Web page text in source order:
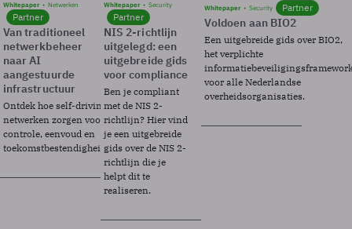
Whitepaper Netwerken
Partner
Van traditioneel
netwerkbeheer
naar AI
aangestuurde
infrastructuur
Ontdek hoe self-driving
netwerken zorgen voor
controle, eenvoud en
toekomstbestendigheid.
Whitepaper Security
Partner
NIS 2-richtlijn
uitgelegd: een
uitgebreide gids
voor compliance
Ben je compliant
met de NIS 2-
richtlijn? Hier vind
je een uitgebreide
gids over de NIS 2-
richtlijn die je
helpt dit te
realiseren.
Whitepaper Security Partner
Voldoen aan BIO2
Een uitgebreide gids over BIO2,
het verplichte
voor alle Nederlandse
overheidsorganisaties.